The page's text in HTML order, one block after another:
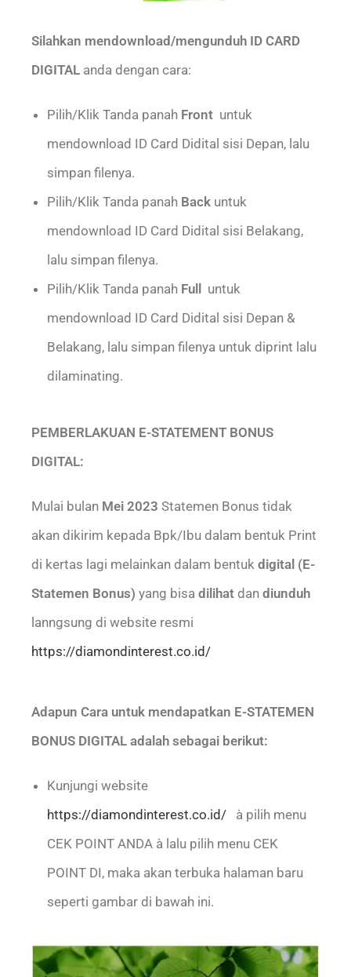
Silahkan mendownload/mengunduh ID CARD
DIGITAL anda dengan cara:
Pilih/Klik Tanda panah Front untuk
mendownload ID Card Didital sisi Depan, lalu
simpan filenya.
Pilih/Klik Tanda panah Back untuk
mendownload ID Card Didital sisi Belakang,
lalu simpan filenya.
Pilih/Klik Tanda panah Full
untuk
mendownload ID Card Didital sisi Depan &
Belakang, lalu simpan filenya untuk diprint lalu
dilaminating.
PEMBERLAKUAN E-STATEMENT BONUS
DIGITAL:
Mulai bulan Mei 2023 Statemen Bonus tidak
akan dikirim kepada Bpk/Ibu dalam bentuk Print
di kertas lagi melainkan dalam bentuk digital (E-
Statemen Bonus) yang bisa dilihat dan diunduh
lanngsung di website resmi
https://diamondinterest.co.id/
Adapun Cara untuk mendapatkan E-STATEMEN
BONUS DIGITAL adalah sebagai berikut:
Kunjungi website
https://diamondinterest.co.id/ à pilih menu
CEK POINT ANDA à lalu pilih menu CEK
POINT DI, maka akan terbuka halaman baru
seperti gambar di bawah ini.